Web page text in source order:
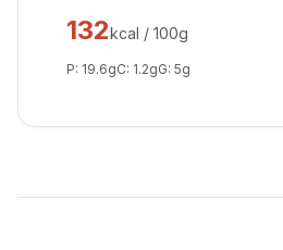
132kcal / 100g
P: 19.6gC: 1.2gG: 5g